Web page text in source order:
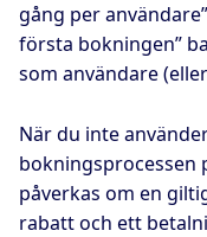
gång per
första bokningen”
som användare
När du inte
bokningsprocessen
påverkas om en
rabatt och ett